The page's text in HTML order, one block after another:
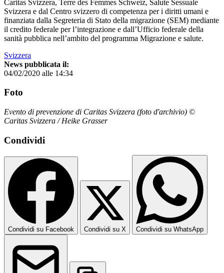
Caritas Svizzera, Terre des Femmes Schweiz, Salute Sessuale
Svizzera e dal Centro svizzero di competenza per i diritti umani e
finanziata dalla Segreteria di Stato della migrazione (SEM) mediante
il credito federale per l’integrazione e dall’Ufficio federale della
sanità pubblica nell’ambito del programma Migrazione e salute.
Svizzera
News pubblicata il:
04/02/2020 alle 14:34
Foto
Evento di prevenzione di Caritas Svizzera (foto d'archivio) ©
Caritas Svizzera / Heike Grasser
Condividi
Condividi su Facebook Condividi su X Condividi su WhatsApp